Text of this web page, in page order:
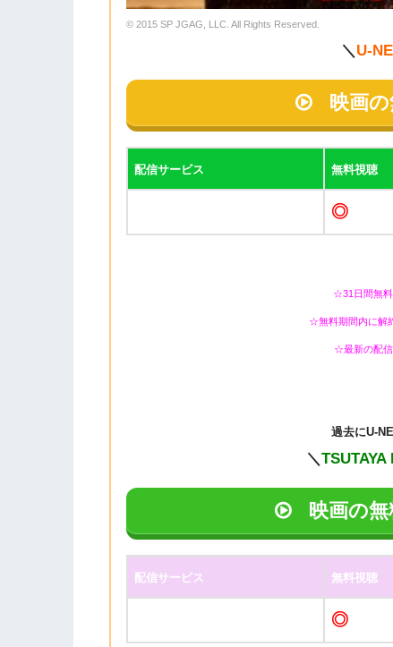
© 2015 SP JGAG, LLC. All Rights Reserved.
＼ U-
映画
配信サービス 無料視聴
◎
☆31日間無
☆無料期間内に解
☆最新の配
過去にU-
＼TSUTAYA
映画の
配信サービス 無料視聴
◎